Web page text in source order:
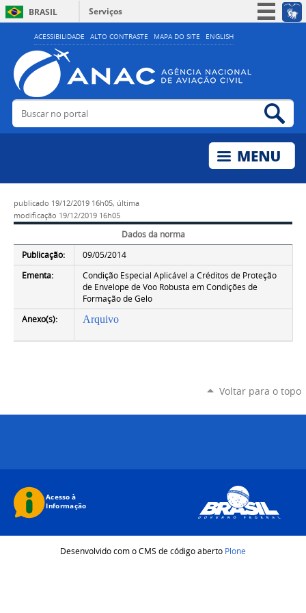
ACESSIBILIDADE ALTO CONTRASTE MAPA DO SITE ENGLISH
BRASIL
Serviços
Simplifique!
Acesso à informação
Legislação
Buscar no portal
publicado 19/12/2019 16h05, última
modificação 19/12/2019 16h05
Dados da norma
Publicação:
09/05/2014
Ementa:
Condição Especial Aplicável a Créditos de Proteção
de Envelope de Voo Robusta em Condições de
Formação de Gelo
Anexo(s):
Arquivo
Voltar para o topo
Desenvolvido com o CMS de código aberto Plone